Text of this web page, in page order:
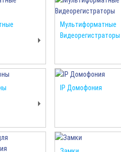
Мультиформатные
Видеорегистраторы
IP Домофония